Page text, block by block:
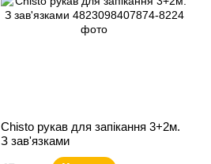
Chisto рукав для запікання 3+2м.
З зав'язками